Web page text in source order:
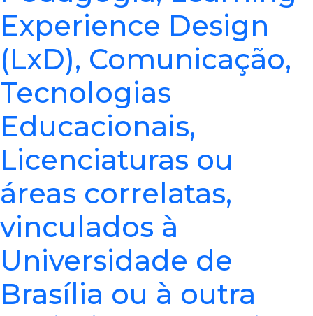
Experience Design
(LxD), Comunicação,
Tecnologias
Educacionais,
Licenciaturas ou
áreas correlatas,
vinculados à
Universidade de
Brasília ou à outra